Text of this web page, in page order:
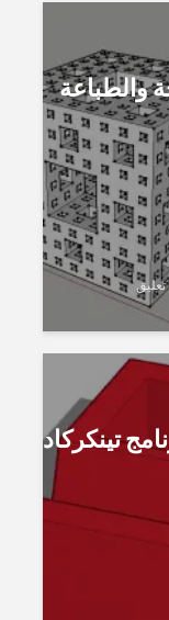
والطباعة
تينكركاد